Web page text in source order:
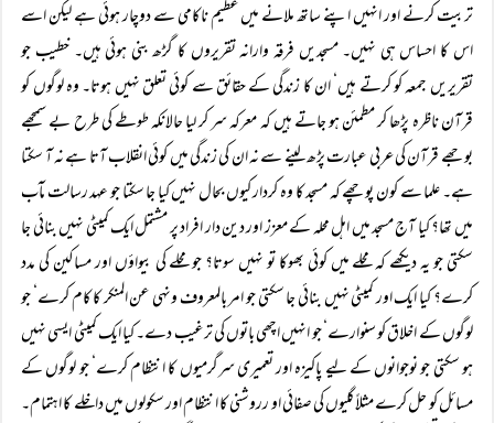
تربیت کرنے اور انہیں اپنے ساتھ ملانے میں عظیم ناکامی سے دوچار ہوئی ہے لیکن اسے
اس کا احساس ہی نہیں۔ مسجدیں فرقہ وارانہ تقریروں کا گڑھ بنی ہوئی ہیں۔ خطیب جو
تقریریں جمعہ کو کرتے ہیں‘ ان کا زندگی کے حقائق سے کوئی تعلق نہیں ہوتا۔ وہ لوگوں کو
قرآن ناظرہ پڑھا کر مطمئن ہو جاتے ہیں کہ معرکہ سر کر لیا حالانکہ طوطے کی طرح بے سمجھے
بوجھے قرآن کی عربی عبارت پڑھ لینے سے نہ ان کی زندگی میں کوئی انقلاب آتا ہے نہ آ سکتا
ہے۔ علما سے کون پوچھے کہ مسجد کا وہ کردار کیوں بحال نہیں کیا جا سکتا جو عہد رسالت مآب
میں تھا؟ کیا آج مسجد میں اہل محلہ کے معزز اور دین دار افراد پر مشتمل ایک کمیٹی نہیں بنائی جا
سکتی جو یہ دیکھے کہ محلے میں کوئی بھوکا تو نہیں سوتا؟ جو محلے کی بیواؤں اور مساکین کی مدد
کرے؟ کیا ایک اور کمیٹی نہیں بنائی جا سکتی جو امر بالمعروف ونہی عن المنکر کا کام کرے‘ جو
لوگوں کے اخلاق کو سنوارے‘ جو انہیں اچھی باتوں کی ترغیب دے۔ کیا ایک کمیٹی ایسی نہیں
ہو سکتی جو نوجوانوں کے لیے پاکیزہ اور تعمیری سرگرمیوں کا انتظام کرے‘ جو لوگوں کے
مسائل کو حل کرے مثلاً گلیوں کی صفائی او رروشنی کا انتظام اور سکولوں میں داخلے کا اہتمام۔